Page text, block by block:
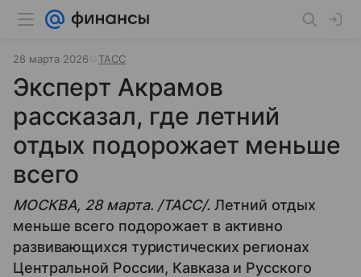
28 марта 2026 ТАСС
Эксперт Акрамов
рассказал, где летний
отдых подорожает меньше
всего
МОСКВА, 28 марта. /ТАСС/. Летний отдых
меньше всего подорожает в активно
развивающихся туристических регионах
Центральной России, Кавказа и Русского